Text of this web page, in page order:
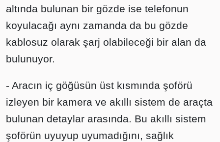
altında bulunan bir gözde ise telefonun
koyulacağı aynı zamanda da bu gözde
kablosuz olarak şarj olabileceği bir alan da
bulunuyor.
- Aracın iç göğüsün üst kısmında şoförü
izleyen bir kamera ve akıllı sistem de araçta
bulunan detaylar arasında. Bu akıllı sistem
şoförün uyuyup uyumadığını, sağlık